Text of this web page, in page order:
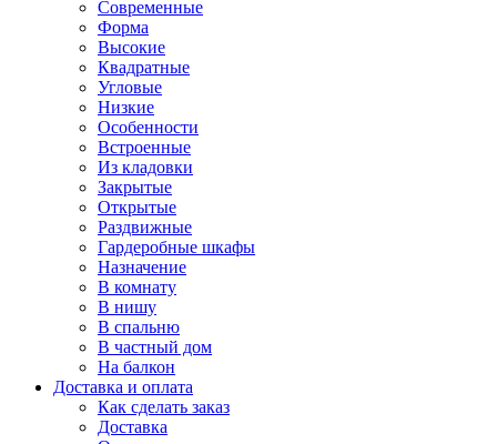
Современные
Форма
Высокие
Квадратные
Угловые
Низкие
Особенности
Встроенные
Из кладовки
Закрытые
Открытые
Раздвижные
Гардеробные шкафы
Назначение
В комнату
В нишу
В спальню
В частный дом
На балкон
Доставка и оплата
Как сделать заказ
Доставка